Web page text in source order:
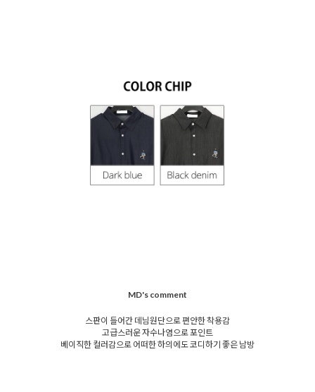
MD's comment
스판이 들어간 데님원단으로 편안한 착용감
고급스러운 자수나염으로 포인트
베이직한 컬러감으로 어떠한 하의에도 코디하기 좋은 남방